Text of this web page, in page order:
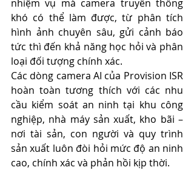
nhiệm vụ mà camera truyền thống
khó có thể làm được, từ phân tích
hình ảnh chuyên sâu, gửi cảnh báo
tức thì đến khả năng học hỏi và phân
loại đối tượng chính xác.
Các dòng camera AI của Provision ISR
hoàn toàn tương thích với các nhu
cầu kiểm soát an ninh tại khu công
nghiệp, nhà máy sản xuất, kho bãi –
nơi tài sản, con người và quy trình
sản xuất luôn đòi hỏi mức độ an ninh
cao, chính xác và phản hồi kịp thời.